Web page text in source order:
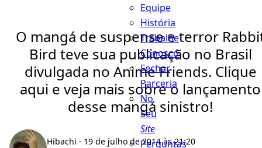
Equipe
História
Trabalhe
Conosco
Fechar
Parceria
No
Seu
Site
Perguntas
O mangá de suspense e terror
Bird teve sua publicação no Brasil
divulgada no Anime Friends. Clique
aqui e veja mais sobre o lançamento
desse mangá sinistro!
Hibachi · 19 de julho de 2014 às 21:20